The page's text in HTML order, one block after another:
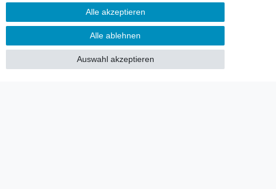
Sie möchten über neu eingetroffene
Lagerware oder Neuheiten
allgemein informiert werden?
Alle akzeptieren
Alle ablehnen
Auswahl akzeptieren